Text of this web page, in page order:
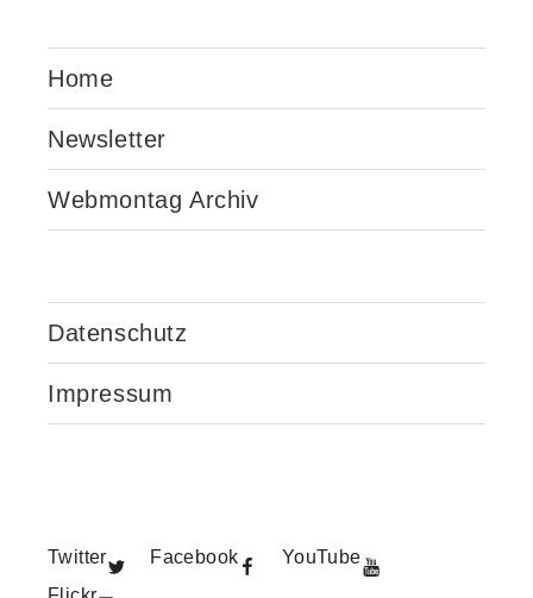
Home
Newsletter
Webmontag Archiv
Datenschutz
Impressum
Twitter Facebook
YouTube